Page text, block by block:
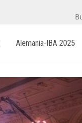
Alemania-IBA 2025